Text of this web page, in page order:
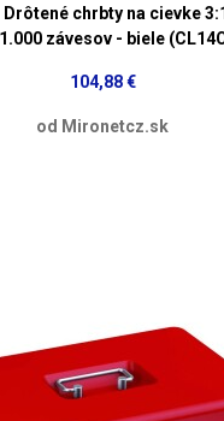
Drôtené chrbty na cievke
závesov - biele
104,88 €
od Mironetcz.sk